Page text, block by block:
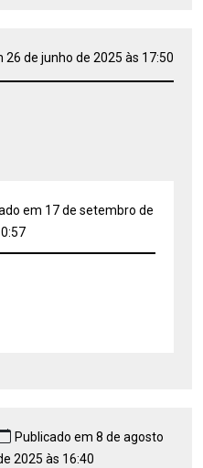
26 de junho de 2025 às 17:50
em 17 de setembro de
Publicado em 8 de agosto
2025 às 16:40